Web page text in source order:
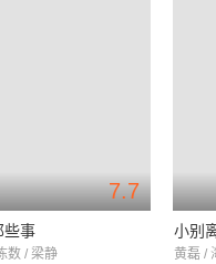
7.7
些事
数 / 梁静
小别
黄磊 /